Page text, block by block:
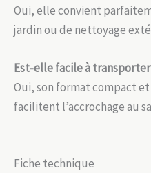
Oui, elle convient
jardin ou de nettoyage
Est-elle facile à
Oui, son format compact
facilitent l’accrochage au
Fiche technique